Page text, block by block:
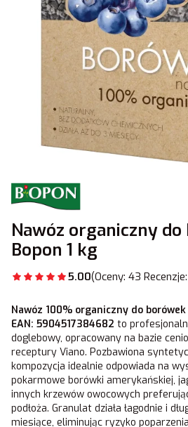
Nawóz organiczny
Bopon 1 kg
5.00(Oceny: 43
Nawóz 100% organiczny do borówek
EAN: 5904517384682 to
doglebowy, opracowany na bazie
receptury Viano. Pozbawiona
kompozycja idealnie odpowiada na
pokarmowe borówki amerykańskiej,
innych krzewów owocowych
podłoża. Granulat działa łagodnie i
miesiące, eliminując ryzyko